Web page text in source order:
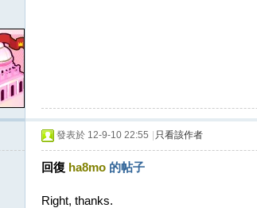
發表於 12-9-10 22:55 只看該作者
回復 ha8mo 的帖子
Right, thanks.